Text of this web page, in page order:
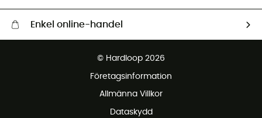
Enkel online-handel
© Hardloop 2026
Företagsinformation
Allmänna Villkor
Dataskydd